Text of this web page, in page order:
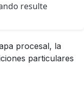
resulte
procesal, la
particulares